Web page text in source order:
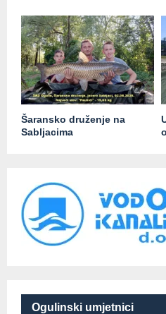
Šaransko druženje na
Sabljacima
Ogulinski umjetnici